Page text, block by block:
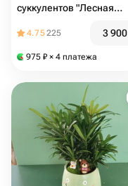
суккулентов "Лесная
4.75225 3 900
975 ₽ × 4 платежа